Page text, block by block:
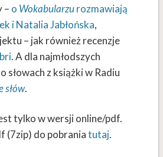
– o Wokabularzurozmawiają
i Natalia Jabłońska,
– jak również recenzje
. A dla najmłodszych
słowach z książki w Radiu
słów.
tylko w wersji online/pdf.
(7zip) do pobraniatutaj.